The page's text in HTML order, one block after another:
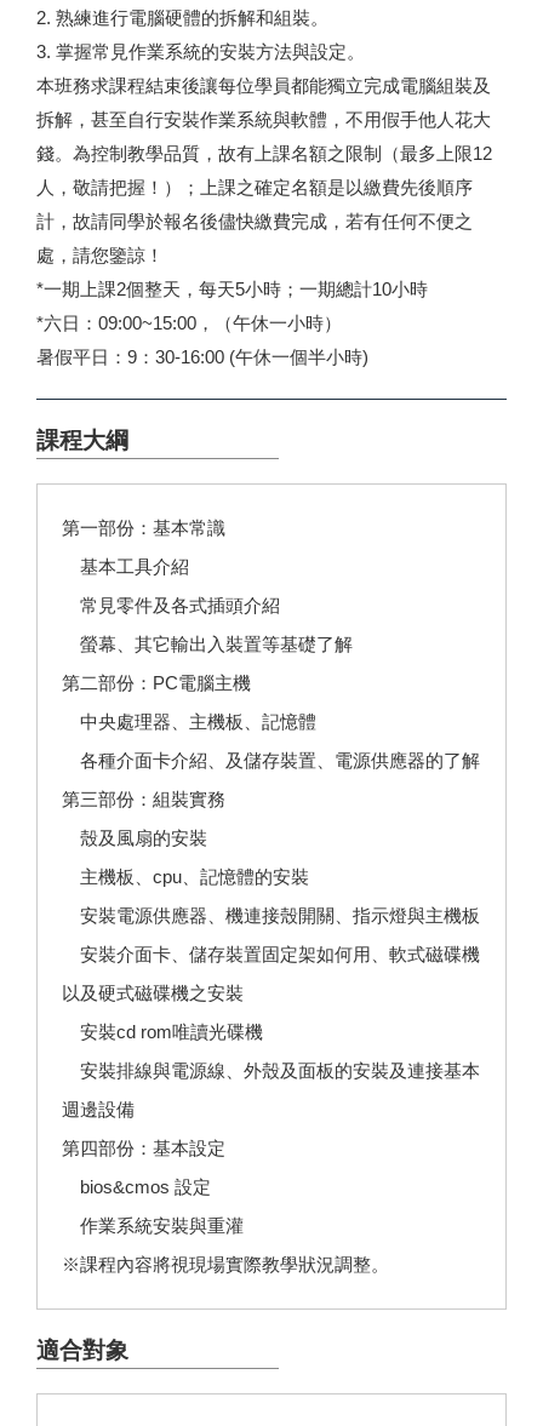
2. 熟練進行電腦硬體的拆解和組裝。
3. 掌握常見作業系統的安裝方法與設定。
本班務求課程結束後讓每位學員都能獨立完成電腦組裝及
拆解，甚至自行安裝作業系統與軟體，不用假手他人花大
錢。為控制教學品質，故有上課名額之限制（最多上限12
人，敬請把握！）；上課之確定名額是以繳費先後順序
計，故請同學於報名後儘快繳費完成，若有任何不便之
處，請您鑒諒！
*一期上課2個整天，每天5小時；一期總計10小時
*六日：09:00~15:00，（午休一小時）
暑假平日：9：30-16:00 (午休一個半小時)
課程大綱
第一部份：基本常識
基本工具介紹
常見零件及各式插頭介紹
螢幕、其它輸出入裝置等基礎了解
第二部份：PC電腦主機
中央處理器、主機板、記憶體
各種介面卡介紹、及儲存裝置、電源供應器的了解
第三部份：組裝實務
殼及風扇的安裝
主機板、cpu、記憶體的安裝
安裝電源供應器、機連接殼開關、指示燈與主機板
安裝介面卡、儲存裝置固定架如何用、軟式磁碟機
以及硬式磁碟機之安裝
安裝cd rom唯讀光碟機
安裝排線與電源線、外殼及面板的安裝及連接基本
週邊設備
第四部份：基本設定
bios&cmos 設定
作業系統安裝與重灌
※課程內容將視現場實際教學狀況調整。
適合對象